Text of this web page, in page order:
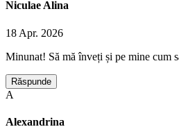
Niculae Alina
18 Apr. 2026
Minunat! Să mă înveți și pe mine cum
Răspunde
A
Alexandrina